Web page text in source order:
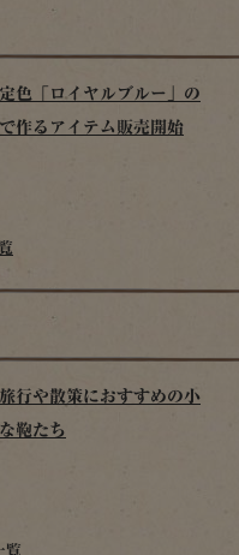
色「ロイヤルブルー」の
作るアイテム販売開始
行や散策におすすめの小
鞄たち
覧